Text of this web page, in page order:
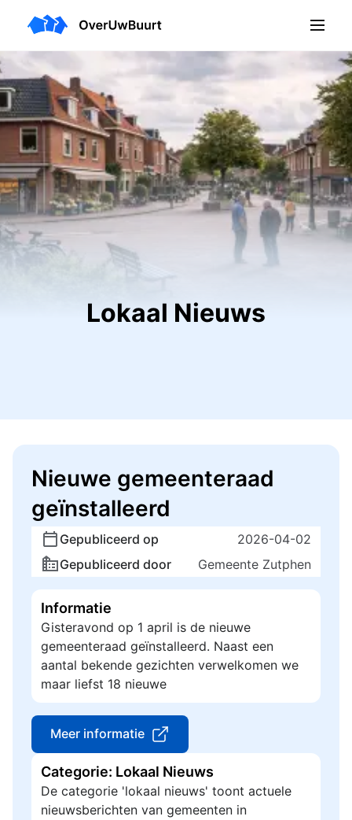
Lokaal Nieuws
Nieuwe gemeenteraad
geïnstalleerd
Gepubliceerd op
2026-04-02
Gepubliceerd door
Gemeente Zutphen
Informatie
Gisteravond op 1 april is de nieuwe
gemeenteraad geïnstalleerd. Naast een
aantal bekende gezichten verwelkomen we
maar liefst 18 nieuwe
Meer informatie
Categorie: Lokaal Nieuws
De categorie 'lokaal nieuws' toont actuele
nieuwsberichten van gemeenten in